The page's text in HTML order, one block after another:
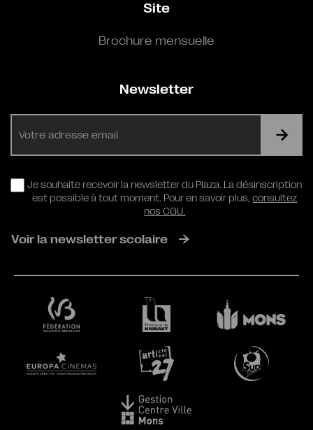
Site
Brochure mensuelle
Newsletter
RGPD
Je souhaite recevoir la newsletter du Plaza. La désinscription
est possible à tout moment. Pour en savoir plus,consultez
nos CGU.
Voir la newsletter scolaire